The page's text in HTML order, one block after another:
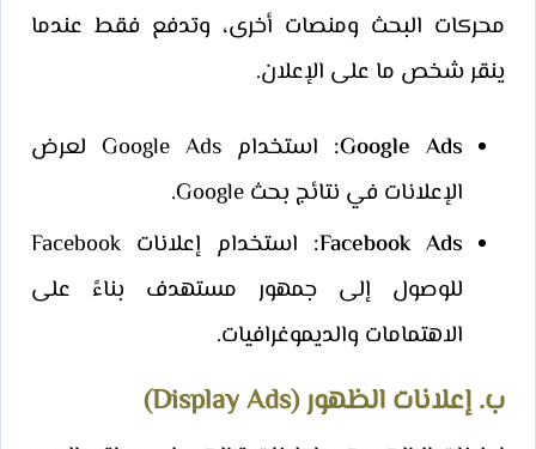
محركات البحث ومنصات أخرى، وتدفع فقط عندما
ينقر شخص ما على الإعلان.
Google Ads:
استخدام Google Ads لعرض
الإعلانات في نتائج بحث Google.
Facebook Ads:
استخدام إعلانات Facebook
للوصول إلى جمهور مستهدف بناءً على
الاهتمامات والديموغرافيات.
ب. إعلانات الظهور (Display Ads)